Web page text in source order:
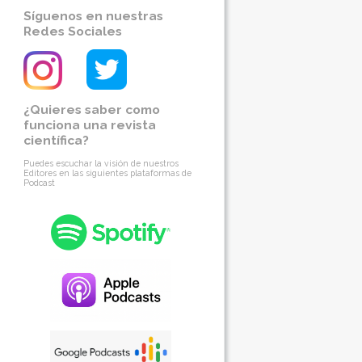
Síguenos en nuestras
Redes Sociales
¿Quieres saber como
funciona una revista
científica?
Puedes escuchar la visión de nuestros
Editores en las siguientes plataformas de
Podcast